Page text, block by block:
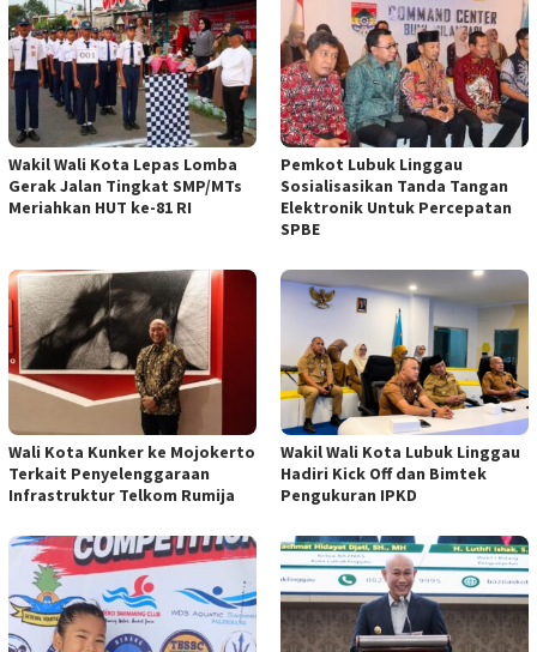
Wakil Wali Kota Lepas Lomba
Gerak Jalan Tingkat SMP/MTs
Meriahkan HUT ke-81 RI
Pemkot Lubuk Linggau
Sosialisasikan Tanda Tangan
Elektronik Untuk Percepatan
SPBE
Wali Kota Kunker ke Mojokerto
Terkait Penyelenggaraan
Infrastruktur Telkom Rumija
Wakil Wali Kota Lubuk Linggau
Hadiri Kick Off dan Bimtek
Pengukuran IPKD